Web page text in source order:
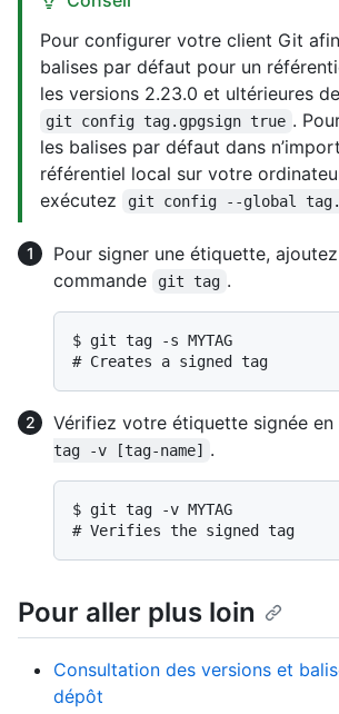
Pour configurer votre client Git
balises par défaut pour un
les versions 2.23.0 et ultérieures
git config tag.gpgsign true .
les balises par défaut dans
référentiel local sur votre
exécutez
git config --global
Pour signer une étiquette, ajoutez
commande
git tag .
$ git tag -s MYTAG
# Creates a signed tag
Vérifiez votre étiquette signée en
tag -v [tag-name]
.
$ git tag -v MYTAG
# Verifies the signed tag
Pour aller plus loin
Consultation des versions et
dépôt